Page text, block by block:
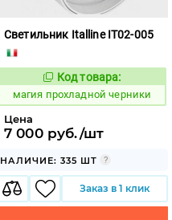
Светильник Italline IT02-005
Код:
915494
Код товара:
магия прохладной черники
Цена
7 000 руб./шт
НАЛИЧИЕ: 335 ШТ
Заказ в 1 клик